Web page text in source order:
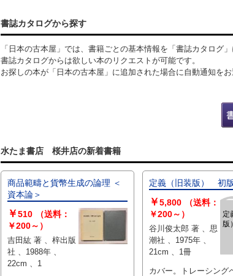
書誌カタログから探す
「日本の古本屋」では、書籍ごとの基本情報を「書誌カタログ」
書誌カタログからは欲しい本のリクエストが可能です。
お探しの本が「日本の古本屋」に追加された場合に自動通知をお
水たま書店 桜井店の新着書籍
商品範疇と貨幣生成の論理 ＜
資本論＞
￥510
（送料：
￥200～）
吉田紘 著 、梓出版
社 、1988年 、
22cm 、1
定義（旧装版） 初
定
版
￥5,800
（送料：
￥200～）
谷川俊太郎 著 、思
潮社 、1975年 、
21cm 、1冊
カバー。トレーシング